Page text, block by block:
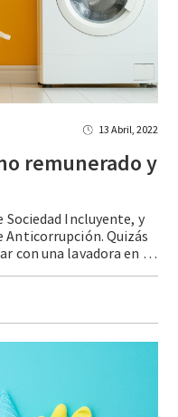
13 Abril, 2022
remunerado y
Sociedad Incluyente, y
Anticorrupción. Quizás
para quien lee esta columna contar con una lavadora en casa es una realidad. Sin embargo, de acuerdo con la Encuesta Nacional de Ingreso y Gasto de los Hogares (ENIGH) 2020, en México 11 millones de hogares carecen de una lavadora. ¿Por … Continue reading De lavadoras, trabajo no remunerado y equidad de género